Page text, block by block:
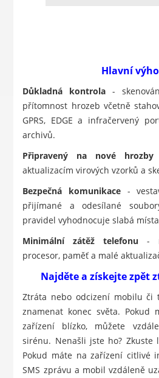
Hlavní
Důkladná kontrola -
přítomnost hrozeb včetně
GPRS, EDGE a infračervený
archivů.
Připravený na nové hrozby
aktualizacím virových vzorků a
Bezpečná komunikace -
přijímané a odesílané
pravidel vyhodnocuje slabá
Minimální zátěž telefonu -
procesor, paměť a malé
Najděte a získejte zpět
Ztráta nebo odcizení mobilu či
znamenat konec světa. Pokud
zařízení blízko, můžete
sirénu. Nenašli jste ho? Zkuste
Pokud máte na zařízení citlivé
SMS zprávu a mobil vzdáleně